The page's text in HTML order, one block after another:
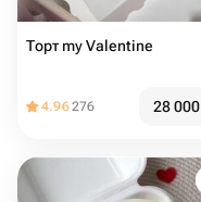
Торт my Valentine
4.96276 28 000